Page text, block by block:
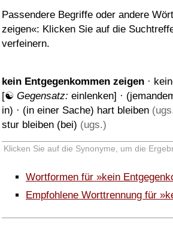
Passendere Begriffe oder andere
zeigen«: Klicken Sie auf die
verfeinern.
kein Entgegenkommen zeigen ·
[☯ Gegensatz: einlenken] ·
in) · (in einer Sache) hart bleiben
stur bleiben (bei) (ugs.)
Klicken Sie auf die Synonyme, um die
Wortformen für »kein
Empfohlene Worttrennung für